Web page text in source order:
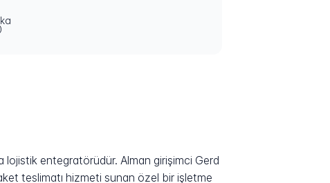
entegratörüdür. Alman girişimci Gerd
teslimatı hizmeti sunan özel bir işletme